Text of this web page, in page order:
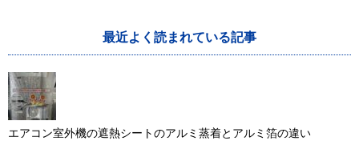
最近よく読まれている記事
エアコン室外機の遮熱シートのアルミ蒸着とアルミ箔の違い